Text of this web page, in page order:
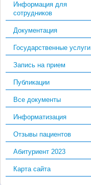
Информация для
сотрудников
Документация
Государственные услуги
Запись на прием
Публикации
Все документы
Информатизация
Отзывы пациентов
Абитуриент 2023
Карта сайта